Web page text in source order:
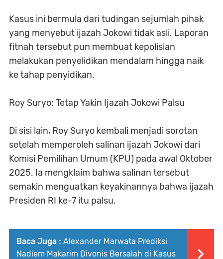
Kasus ini bermula dari tudingan sejumlah pihak
yang menyebut ijazah Jokowi tidak asli. Laporan
fitnah tersebut pun membuat kepolisian
melakukan penyelidikan mendalam hingga naik
ke tahap penyidikan.
Roy Suryo: Tetap Yakin Ijazah Jokowi Palsu
Di sisi lain, Roy Suryo kembali menjadi sorotan
setelah memperoleh salinan ijazah Jokowi dari
Komisi Pemilihan Umum (KPU) pada awal Oktober
2025. Ia mengklaim bahwa salinan tersebut
semakin menguatkan keyakinannya bahwa ijazah
Presiden RI ke-7 itu palsu.
Baca Juga : Alexander Marwata Prediksi
Nadiem Makarim Divonis Bersalah di Kasus